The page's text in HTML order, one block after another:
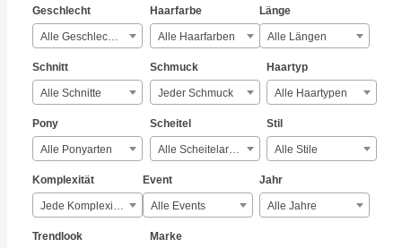
Geschlecht
Alle Geschlechter
Haarfarbe
Alle Haarfarben
Länge
Alle Längen
Schnitt
Alle Schnitte
Schmuck
Jeder Schmuck
Haartyp
Alle Haartypen
Pony
Alle Ponyarten
Scheitel
Alle Scheitelarten
Stil
Alle Stile
Komplexität
Jede Komplexität
Event
Alle Events
Jahr
Alle Jahre
Trendlook Marke